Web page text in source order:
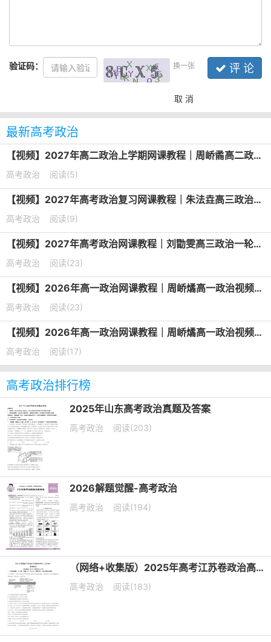
验证码： 换一张 评 论
取 消
最新高考政治
【视频】2027年高二政治上学期网课教程｜周峤矞高二政治暑假班视频教程
高考政治 阅读(5)
【视频】2027年高考政治复习网课教程｜朱法垚高三政治一轮复习暑假班视频教程
高考政治 阅读(9)
【视频】2027年高考政治网课教程｜刘勖雯高三政治一轮复习视频教程
高考政治 阅读(23)
【视频】2026年高一政治网课教程｜周峤燏高一政治视频教程上学期暑秋班
高考政治 阅读(23)
【视频】2026年高一政治网课教程｜周峤燏高一政治视频教程下学期寒春班
高考政治 阅读(17)
高考政治排行榜
2025年山东高考政治真题及答案
高考政治 阅读(203)
2026解题觉醒-高考政治
高考政治 阅读(194)
（网络+收集版）2025年高考江苏卷政治高考真题文档版（含答案）
高考政治 阅读(183)